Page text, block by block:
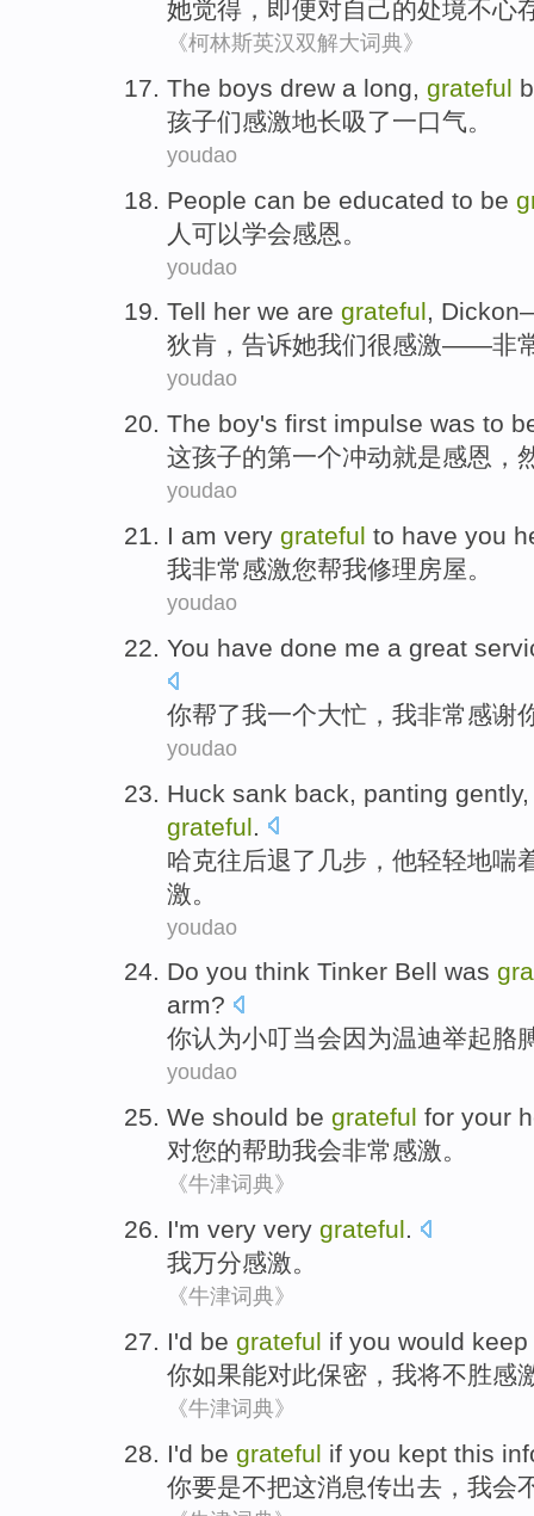
她觉得 ， 即便对自己的处境不心
《柯林斯英汉双解大词典》
The boys drew a long, grateful
孩子们感激地长吸了一口气。
youdao
People can be educated to be
人 可以学会感恩 。
youdao
Tell her we are grateful, Dickon
狄肯 ， 告诉她我们很感激——非
youdao
The boy's first impulse was to
这孩子的第一个冲动就是感恩 ，
youdao
I am very grateful to have you
我非常感激您帮我修理 房屋。
youdao
You have done me a great
你帮了我一个大忙 ， 我非常感谢
youdao
Huck sank back, panting gently
grateful
哈克往后退了几步，他轻轻地喘
激。
youdao
Do you think Tinker Bell was
arm?
你认为小叮当会因为温迪举起胳
youdao
We should be grateful for your
对您的帮助我会非常感激。
《牛津词典》
I'm very very grateful.
我万分感激。
《牛津词典》
I'd be grateful if you would
你如果能对此保密， 我将不胜感
《牛津词典》
I'd be grateful if you kept this
你要是不把这消息传出去， 我会